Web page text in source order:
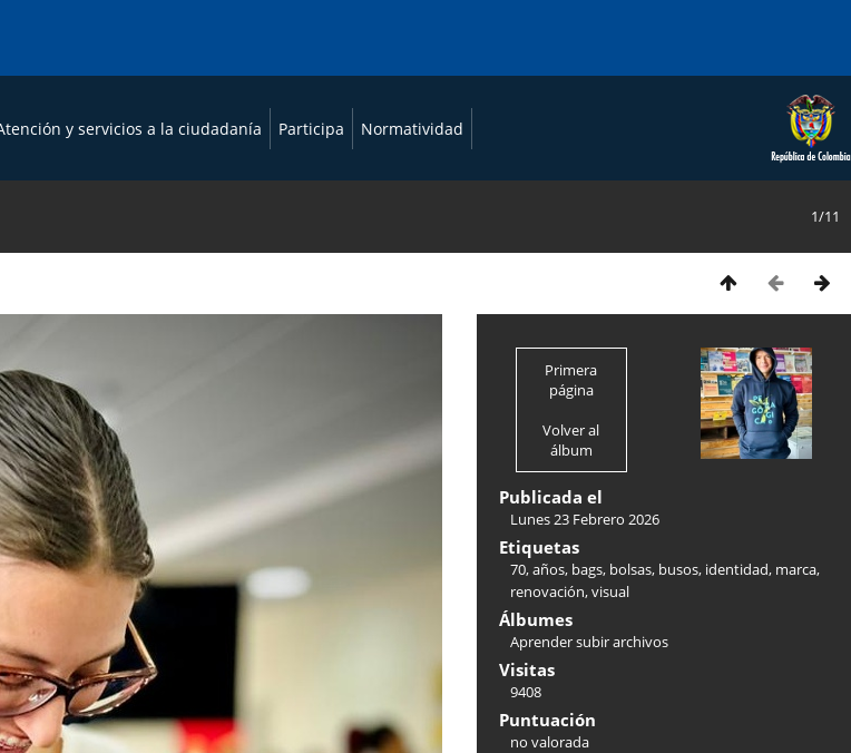
y servicios a la ciudadanía Participa Normatividad
1/11
Primera
página
Volver al
álbum
Publicada el
Lunes 23 Febrero 2026
Etiquetas
70,años, bags, bolsas, busos, identidad, marca,
renovación,visual
Álbumes
Aprender subir archivos
Visitas
9408
Puntuación
no valorada